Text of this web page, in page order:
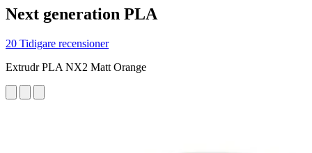
Next generation PLA
20 Tidigare recensioner
Extrudr PLA NX2 Matt Orange